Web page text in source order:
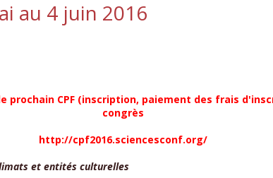
au 4 juin 2016
prochain CPF (inscription, paiement des frais
congrès
http://cpf2016.sciencesconf.org/
et entités culturelles